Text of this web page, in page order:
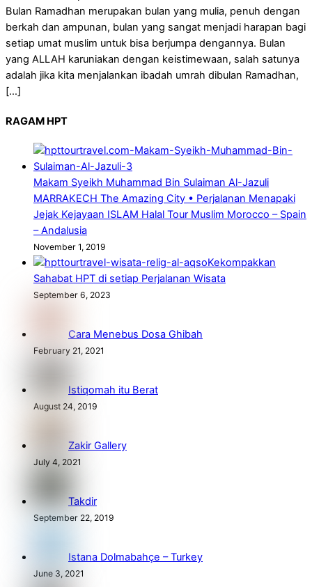
Bulan Ramadhan merupakan bulan yang mulia, penuh dengan
berkah dan ampunan, bulan yang sangat menjadi harapan bagi
setiap umat muslim untuk bisa berjumpa dengannya. Bulan
yang ALLAH karuniakan dengan keistimewaan, salah satunya
adalah jika kita menjalankan ibadah umrah dibulan Ramadhan,
[…]
RAGAM HPT
Makam Syeikh Muhammad Bin Sulaiman Al-Jazuli
MARRAKECH The Amazing City • Perjalanan Menapaki
Jejak Kejayaan ISLAM Halal Tour Muslim Morocco – Spain
– Andalusia
November 1, 2019
Kekompakkan
Sahabat HPT di setiap Perjalanan Wisata
September 6, 2023
Cara Menebus Dosa Ghibah
February 21, 2021
Istiqomah itu Berat
August 24, 2019
Zakir Gallery
July 4, 2021
Takdir
September 22, 2019
Istana Dolmabahçe – Turkey
June 3, 2021